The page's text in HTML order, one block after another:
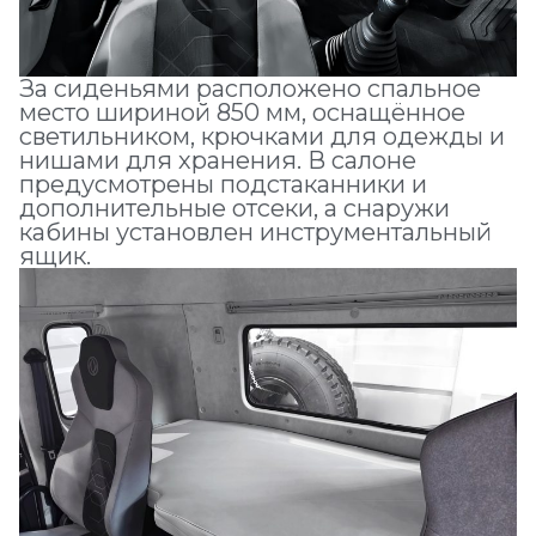
За сиденьями расположено спальное
место шириной 850 мм, оснащённое
светильником, крючками для одежды и
нишами для хранения. В салоне
предусмотрены подстаканники и
дополнительные отсеки, а снаружи
кабины установлен инструментальный
ящик.